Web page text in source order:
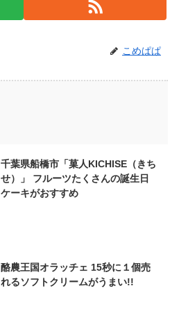
こめぱぱ
千葉県船橋市「菓人KICHISE（きち
せ）」 フルーツたくさんの誕生日
ケーキがおすすめ
酪農王国オラッチェ 15秒に１個売
れるソフトクリームがうまい!!